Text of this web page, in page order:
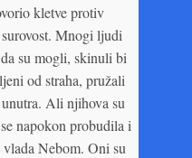
kletve protiv
Mnogi ljudi
su mogli, skinuli bi
od straha, pružali
Ali njihova su
napokon probudila i
Nebom. Oni su